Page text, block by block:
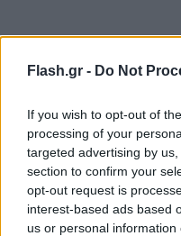
Flash.gr - Do Not
If you wish to opt-out of
processing of your
targeted advertising by
section to confirm your
opt-out request is
interest-based ads based
us or personal